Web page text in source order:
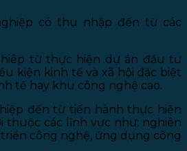
có thu nhập đến từ các
từ thực hiện dự án đầu tư
kiện kinh tế và xã hội đặc biệt
tế hay khu công nghệ cao.
đến từ tiến hành thực hiện
thuộc các lĩnh vực như: nghiên
công nghệ, ứng dụng công